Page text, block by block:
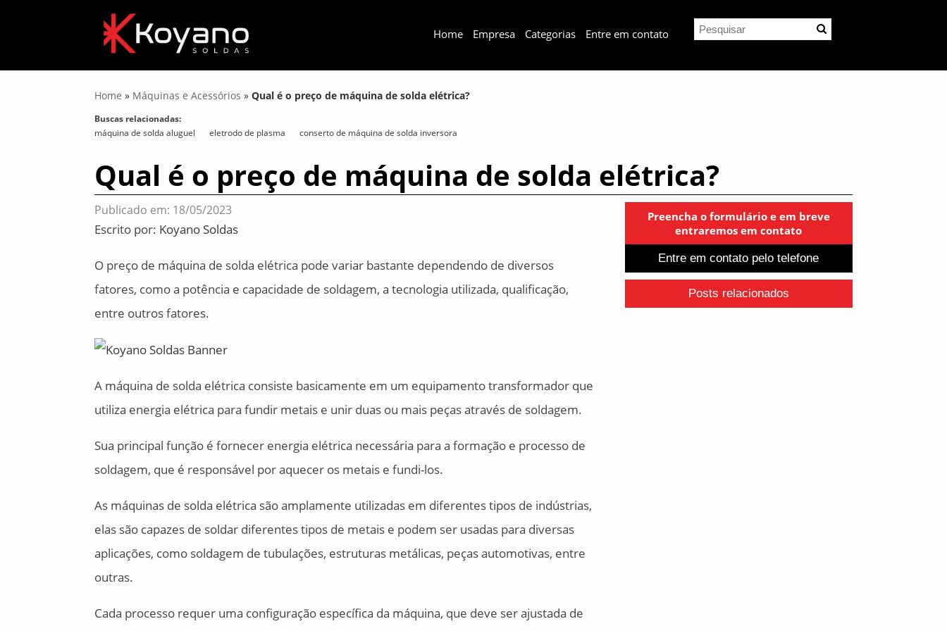
Home Empresa Categorias Entre em contato
Home » Máquinas e Acessórios »Qual é o preço de máquina de solda elétrica?
Buscas relacionadas:
máquina de solda aluguel
eletrodo de plasma conserto de máquina de solda inversora
Qual é o preço de máquina de solda elétrica?
Publicado em: 18/05/2023
Escrito por: Koyano Soldas
O preço de máquina de solda elétrica pode variar bastante dependendo de diversos
fatores, como a potência e capacidade de soldagem, a tecnologia utilizada, qualificação,
entre outros fatores.
A máquina de solda elétrica consiste basicamente em um equipamento transformador que
utiliza energia elétrica para fundir metais e unir duas ou mais peças através de soldagem.
Sua principal função é fornecer energia elétrica necessária para a formação e processo de
soldagem, que é responsável por aquecer os metais e fundi-los.
As máquinas de solda elétrica são amplamente utilizadas em diferentes tipos de indústrias,
elas são capazes de soldar diferentes tipos de metais e podem ser usadas para diversas
aplicações, como soldagem de tubulações, estruturas metálicas, peças automotivas, entre
outras.
Cada processo requer uma configuração específica da máquina, que deve ser ajustada de
Preencha o formulário e em breve
entraremos em contato
Entre em contato pelo telefone
Posts relacionados